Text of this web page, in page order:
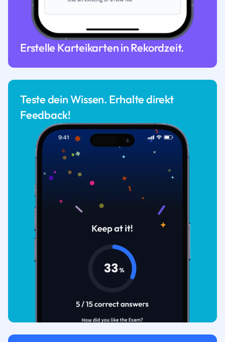
Erstelle Karteikarten in Rekordzeit.
Teste dein Wissen. Erhalte direkt
Feedback!